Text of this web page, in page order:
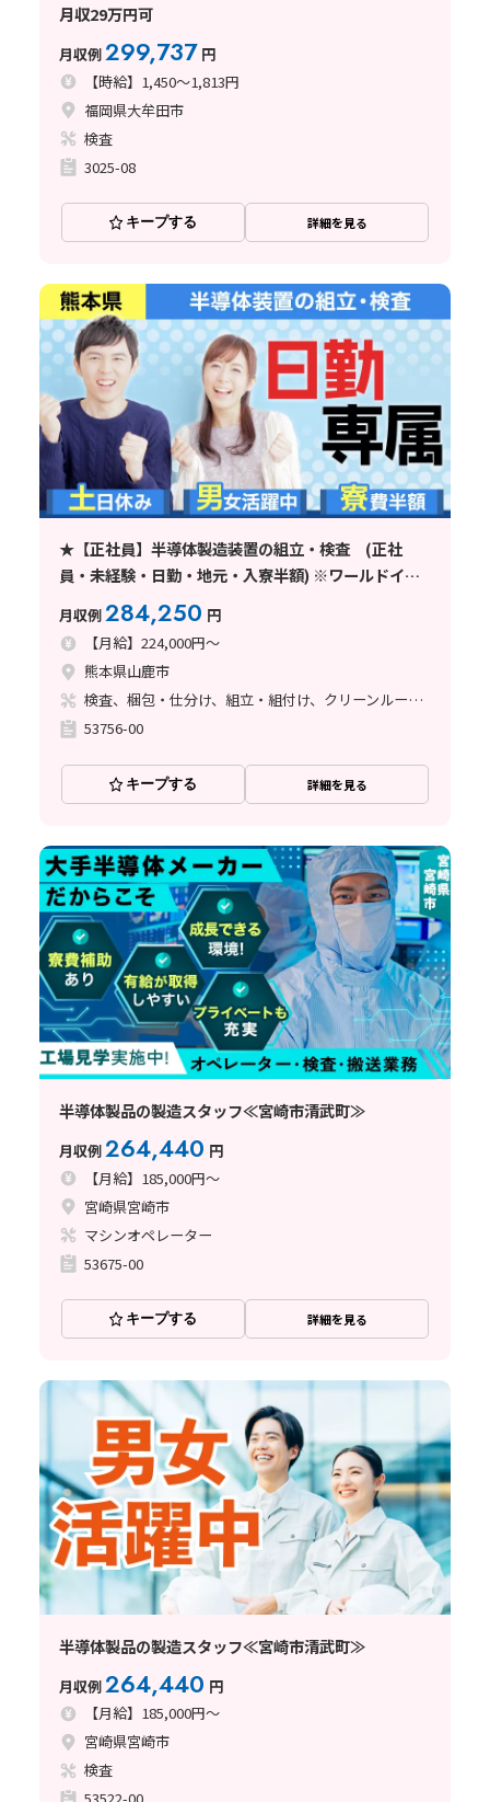
月収29万円可
月収例299,737 円
【時給】1,450～1,813円
福岡県大牟田市
検査
3025-08
キープする 詳細を見る
★【正社員】半導体製造装置の組立・検査 (正社
員・未経験・日勤・地元・入寮半額) ※ワールドイン
テック直接雇用
月収例284,250 円
【月給】224,000円～
熊本県山鹿市
検査、梱包・仕分け、組立・組付け、クリーンルーム、清掃・洗浄、立ち作業
53756-00
キープする 詳細を見る
半導体製品の製造スタッフ≪宮崎市清武町≫
月収例264,440 円
【月給】185,000円～
宮崎県宮崎市
マシンオペレーター
53675-00
キープする 詳細を見る
半導体製品の製造スタッフ≪宮崎市清武町≫
月収例264,440 円
【月給】185,000円～
宮崎県宮崎市
検査